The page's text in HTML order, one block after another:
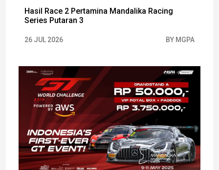
Hasil Race 2 Pertamina Mandalika Racing
Series Putaran 3
26 JUL 2026 BY MGPA